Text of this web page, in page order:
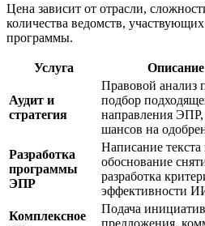
Цена зависит от отрасли,
количества ведомств,
программы.
Услуга
Аудит и
стратегия
Правовой анализ
подбор
направления ЭПР,
шансов на
Разработка
программы
ЭПР
Написание
обоснование
разработка
эффективности
Комплексное
Подача
предложения,